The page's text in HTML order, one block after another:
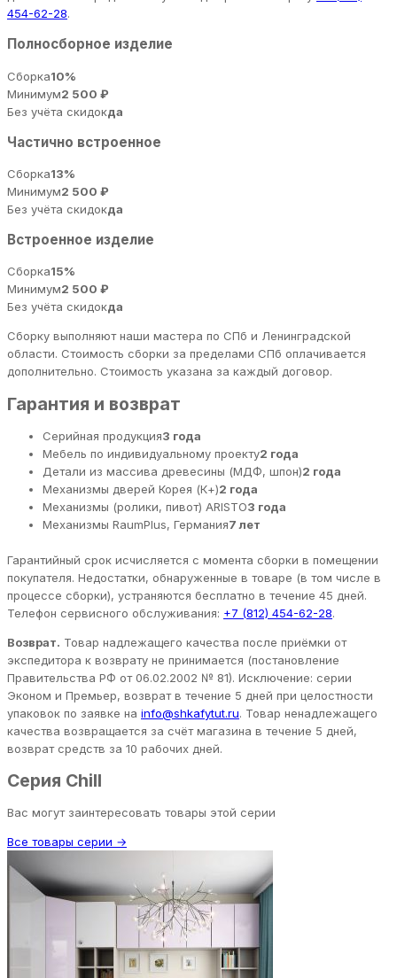
454-62-28.
Полносборное изделие
Сборка10%
Минимум2 500 ₽
Без учёта скидокда
Частично встроенное
Сборка13%
Минимум2 500 ₽
Без учёта скидокда
Встроенное изделие
Сборка15%
Минимум2 500 ₽
Без учёта скидокда
Сборку выполняют наши мастера по СПб и Ленинградской
области. Стоимость сборки за пределами СПб оплачивается
дополнительно. Стоимость указана за каждый договор.
Гарантия и возврат
Серийная продукция3 года
Мебель по индивидуальному проекту2 года
Детали из массива древесины (МДФ, шпон)2 года
Механизмы дверей Корея (К+)2 года
Механизмы (ролики, пивот) ARISTO3 года
Механизмы RaumPlus, Германия7 лет
Гарантийный срок исчисляется с момента сборки в помещении
покупателя. Недостатки, обнаруженные в товаре (в том числе в
процессе сборки), устраняются бесплатно в течение 45 дней.
Телефон сервисного обслуживания: +7 (812) 454-62-28.
Возврат. Товар надлежащего качества после приёмки от
экспедитора к возврату не принимается (постановление
Правительства РФ от 06.02.2002 № 81). Исключение: серии
Эконом и Премьер, возврат в течение 5 дней при целостности
упаковок по заявке на info@shkafytut.ru. Товар ненадлежащего
качества возвращается за счёт магазина в течение 5 дней,
возврат средств за 10 рабочих дней.
Серия Chill
Вас могут заинтересовать товары этой серии
Все товары серии →